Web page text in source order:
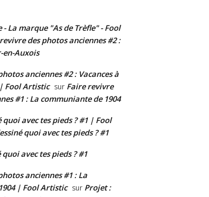
- La marque "As de Trèfle" - Fool
des photos anciennes #2 :
en-Auxois
anciennes #2 : Vacances à
Fool Artistic sur Faire revivre
#1 : La communiante de 1904
quoi avec tes pieds ? #1 | Fool
quoi avec tes pieds ? #1
quoi avec tes pieds ? #1
anciennes #1 : La
| Fool Artistic sur Projet :